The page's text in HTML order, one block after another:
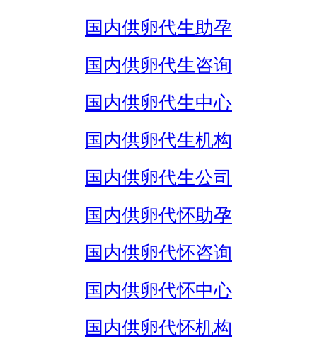
国内供卵代生助孕
国内供卵代生咨询
国内供卵代生中心
国内供卵代生机构
国内供卵代生公司
国内供卵代怀助孕
国内供卵代怀咨询
国内供卵代怀中心
国内供卵代怀机构